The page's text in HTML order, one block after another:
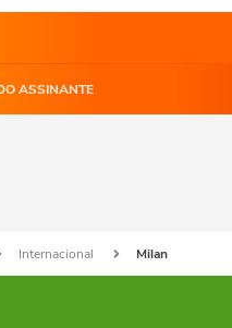
ASSINANTE
Internacional Milan